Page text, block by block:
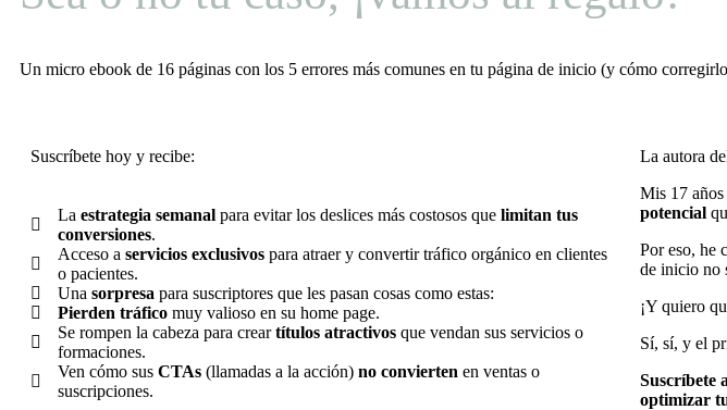
Un micro ebook de 16 páginas con los 5 errores más comunes en tu página de inicio (y cómo
Suscríbete hoy y recibe:
La estrategia semanal para evitar los deslices más costosos que limitan tus
conversiones.
Acceso a servicios exclusivos para atraer y convertir tráfico orgánico en clientes
o pacientes.
Una sorpresa para suscriptores que les pasan cosas como estas:
Pierden tráfico muy valioso en su home page.
Se rompen la cabeza para creartítulos atractivos que vendan sus servicios o
formaciones.
Ven cómo sus CTAs (llamadas a la acción) no convierten en ventas o
suscripciones.
La autora
Mis 17 años
potencial
Por eso, he
de inicio no
¡Y quiero
Sí, sí, y el
Suscríbete
optimizar